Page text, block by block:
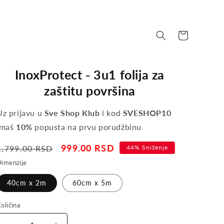
Korpa
InoxProtect - 3u1 folija za
zaštitu površina
prijavu u Sve Shop Klub i kod SVESHOP10
10% popusta na prvu porudžbinu
RSD
Sale
999.00 RSD 44% Sniženje
40cm x 2m 60cm x 5m